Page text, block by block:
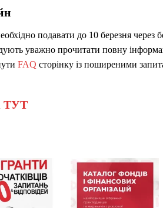
подавати до 10 березня через
уважно прочитати повну
FAQ сторінку із поширеними
ТУТ